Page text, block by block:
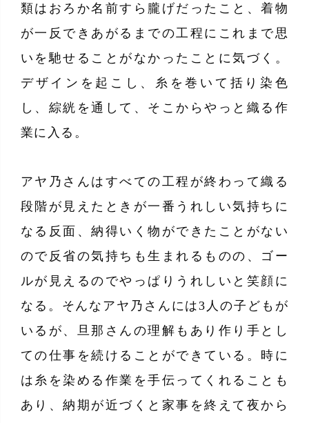
類はおろか名前すら朧げだったこと、着物
が一反できあがるまでの工程にこれまで思
いを馳せることがなかったことに気づく。
デザインを起こし、糸を巻いて括り染色
し、綜絖を通して、そこからやっと織る作
業に入る。
アヤ乃さんはすべての工程が終わって織る
段階が見えたときが一番うれしい気持ちに
なる反面、納得いく物ができたことがない
ので反省の気持ちも生まれるものの、ゴー
ルが見えるのでやっぱりうれしいと笑顔に
なる。そんなアヤ乃さんには3人の子どもが
いるが、旦那さんの理解もあり作り手とし
ての仕事を続けることができている。時に
は糸を染める作業を手伝ってくれることも
あり、納期が近づくと家事を終えて夜から